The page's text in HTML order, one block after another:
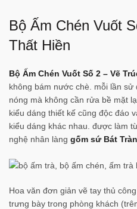
Bộ Ấm Chén Vuốt
Thất Hiền
Bộ Ấm Chén Vuốt Số 2 – Vẽ
không bám nước chè. mỗi lần
nóng mà không cần rửa bề mặt
kiểu dáng thiết kế cũng độc đáo
kiểu dáng khác nhau. được làm
nghệ nhân làng gốm sứ Bát
Hoa văn đơn giản vẽ tay thủ
trưng bày trong phòng khách